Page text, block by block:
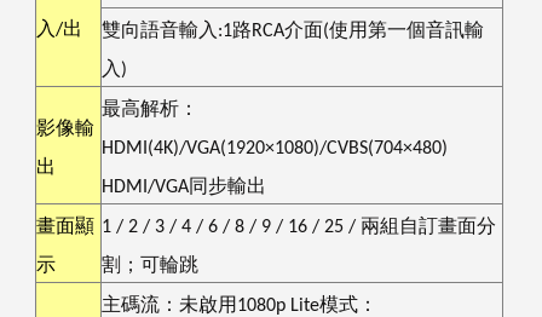
入/出 雙向語音輸入:1路RCA介面(使用第一個音訊輸
入)
影像輸
出
最高解析：
HDMI(4K)/VGA(1920×1080)/CVBS(704×480)
HDMI/VGA 同步輸出
畫面顯
示
1 / 2 / 3 / 4 / 6 / 8 / 9 / 16 / 25 / 兩組自訂畫面分
割；可輪跳
主碼流： 未啟用 1080p Lite模式：